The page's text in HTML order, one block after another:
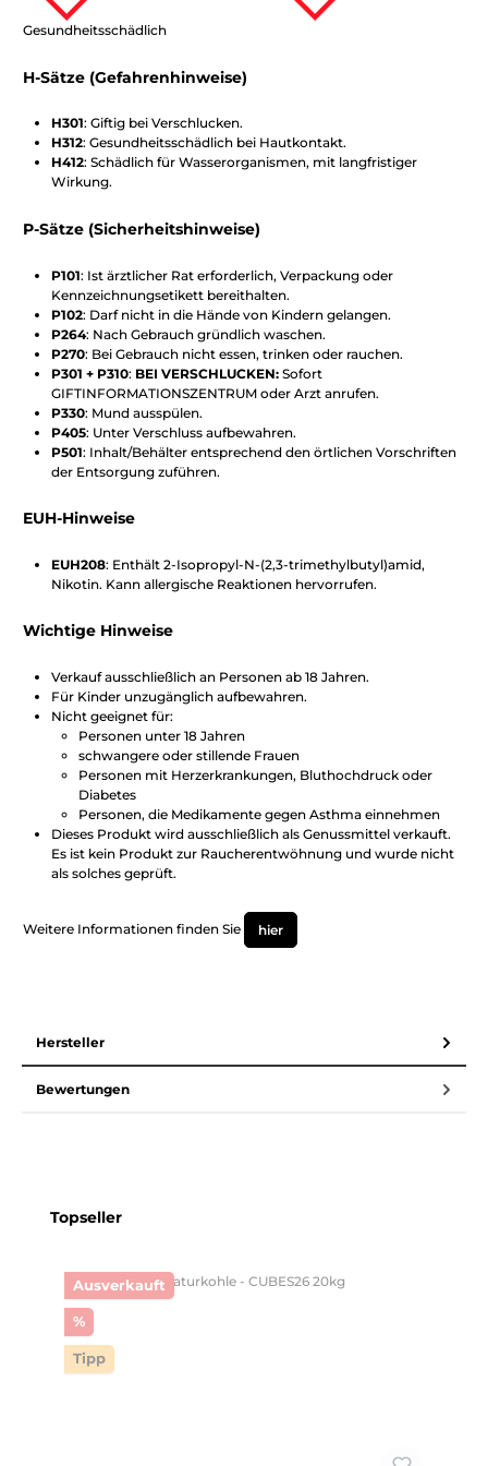
Gesundheitsschädlich
H-Sätze (Gefahrenhinweise)
H301: Giftig bei Verschlucken.
H312: Gesundheitsschädlich bei Hautkontakt.
H412: Schädlich für Wasserorganismen, mit langfristiger
Wirkung.
P-Sätze (Sicherheitshinweise)
P101: Ist ärztlicher Rat erforderlich, Verpackung oder
Kennzeichnungsetikett bereithalten.
P102: Darf nicht in die Hände von Kindern gelangen.
P264: Nach Gebrauch gründlich waschen.
P270: Bei Gebrauch nicht essen, trinken oder rauchen.
P301 + P310: BEI VERSCHLUCKEN:Sofort
GIFTINFORMATIONSZENTRUM oder Arzt anrufen.
P330: Mund ausspülen.
P405: Unter Verschluss aufbewahren.
P501: Inhalt/Behälter entsprechend den örtlichen Vorschriften
der Entsorgung zuführen.
EUH-Hinweise
EUH208: Enthält 2-Isopropyl-N-(2,3-trimethylbutyl)amid,
Nikotin. Kann allergische Reaktionen hervorrufen.
Wichtige Hinweise
Verkauf ausschließlich an Personen ab 18 Jahren.
Für Kinder unzugänglich aufbewahren.
Nicht geeignet für:
Personen unter 18 Jahren
schwangere oder stillende Frauen
Personen mit Herzerkrankungen, Bluthochdruck oder
Diabetes
Personen, die Medikamente gegen Asthma einnehmen
Dieses Produkt wird ausschließlich als Genussmittel verkauft.
Es ist kein Produkt zur Raucherentwöhnung und wurde nicht
als solches geprüft.
Weitere Informationen finden Sie hier
Hersteller
Bewertungen
Produktgalerie überspringen
Topseller
Ausverkauft
%Rabatt
Tipp